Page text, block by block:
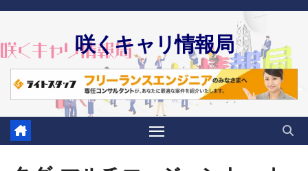
Skip
content
咲くキャリ情報局